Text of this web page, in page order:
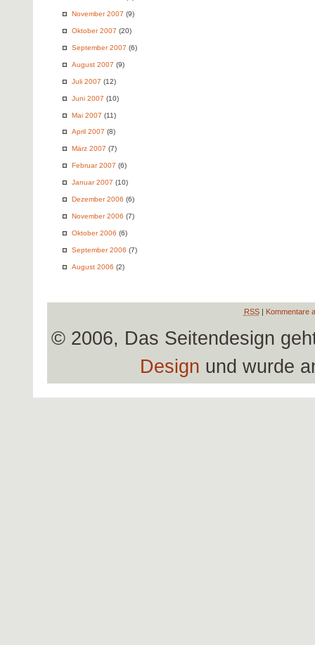
November 2007 (9)
Oktober 2007 (20)
September 2007 (6)
August 2007 (9)
Juli 2007 (12)
Juni 2007 (10)
Mai 2007 (11)
April 2007 (8)
März 2007 (7)
Februar 2007 (6)
Januar 2007 (10)
Dezember 2006 (6)
November 2006 (7)
Oktober 2006 (6)
September 2006 (7)
August 2006 (2)
RSS| Kommentare
© 2006, Das Seitendesign
Design und wurde